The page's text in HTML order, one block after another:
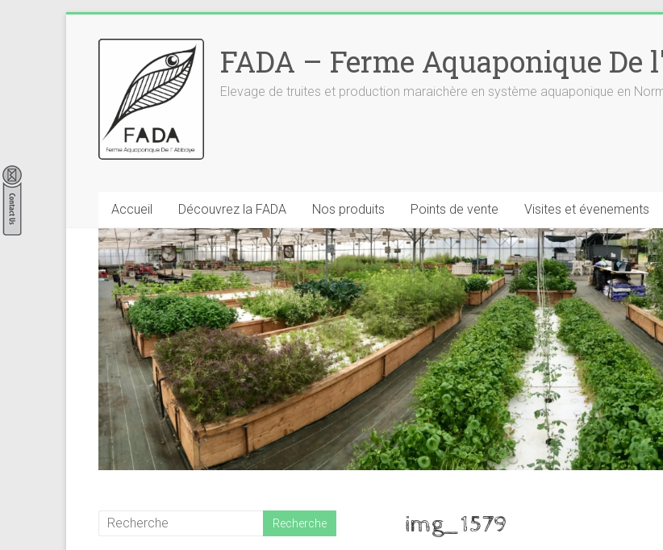
FADA – Ferme Aquaponique De
Elevage de truites et production maraichère en système aquaponique en
Accueil Découvrez la FADA Nos produits Points de vente Visites et évenements
img_1579